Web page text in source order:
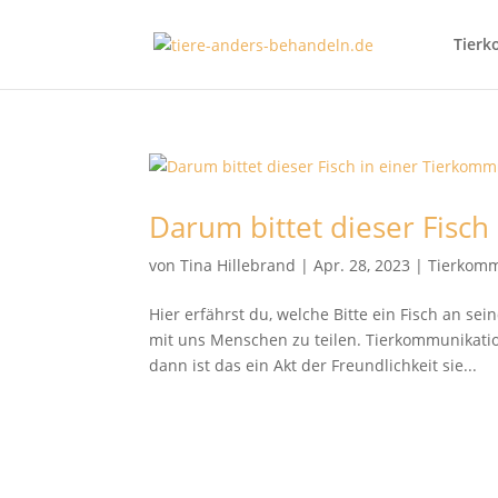
Darum bittet dieser
vonTina Hillebrand |Apr. 28, 2023 |
Hier erfährst du, welche Bitte ein Fisch an
mit uns Menschen zu teilen.
dann ist das ein Akt der Freundlichkeit sie...